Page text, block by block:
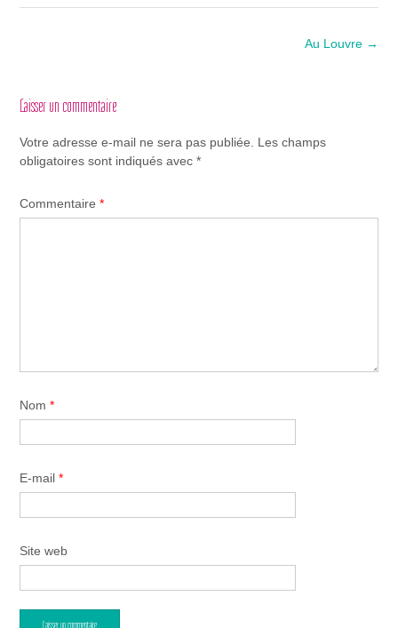
Au Louvre →
Laisser un commentaire
Votre adresse e-mail ne sera pas publiée.
Les champs
obligatoires sont indiqués avec *
Commentaire *
Nom *
E-mail *
Site web